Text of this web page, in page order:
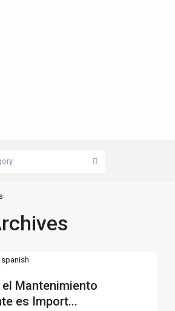
el Mantenimiento
es Import...